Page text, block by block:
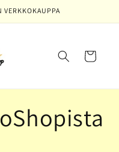
VERKKOKAUPPA
Ostoskori